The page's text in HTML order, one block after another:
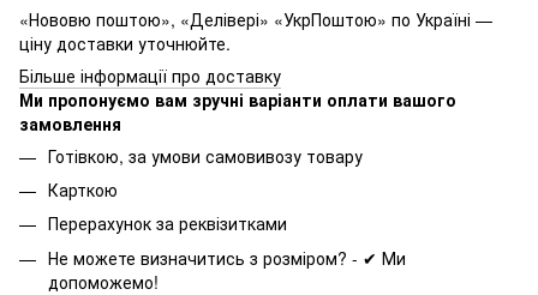
«Нововю поштою», «Делівері» «УкрПоштою» по Україні —
ціну доставки уточнюйте.
Більше інформації про доставку
Ми пропонуємо вам зручні варіанти оплати вашого
замовлення
Готівкою, за умови самовивозу товару
Карткою
Перерахунок за реквізитками
Не можете визначитись з розміром? - ✔ Ми
допоможемо!